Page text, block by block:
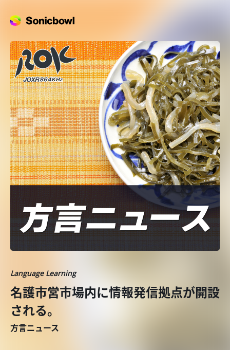
Language Learning
名護市営市場内に情報発信拠点が開設
される。
方言ニュース